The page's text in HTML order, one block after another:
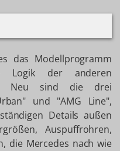
das Modellprogramm
Logik der anderen
Neu sind die drei
und "AMG Line",
Details außen
Auspuffrohren,
die Mercedes nach wie